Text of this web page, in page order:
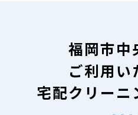
福岡市中
ご利用い
宅配クリーニ